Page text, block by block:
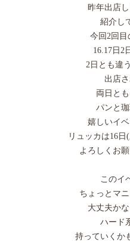
昨年出店
紹介し
今回2回目
16.17日2
2日とも違
出店
両日と
パンと
嬉しいイベ
リュッカは16
よろしくお
このイ
ちょっとマ
大丈夫か
ハード
持っていくか